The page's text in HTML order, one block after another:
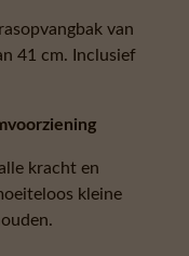
van
41 cm. Inclusief
kracht en
kleine